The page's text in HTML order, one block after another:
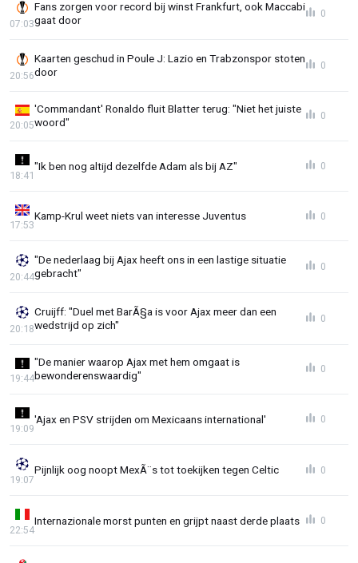
Fans zorgen voor record bij winst Frankfurt, ook Maccabi
gaat door
07:03
0
Kaarten geschud in Poule J: Lazio en Trabzonspor stoten
door
20:56
0
'Commandant' Ronaldo fluit Blatter terug: "Niet het juiste
woord"
20:05
0
"Ik ben nog altijd dezelfde Adam als bij AZ"
18:41
0
Kamp-Krul weet niets van interesse Juventus
17:53
0
"De nederlaag bij Ajax heeft ons in een lastige situatie
gebracht"
20:44
0
Cruijff: "Duel met BarÃ§a is voor Ajax meer dan een
wedstrijd op zich"
20:18
0
"De manier waarop Ajax met hem omgaat is
bewonderenswaardig"
19:44
0
'Ajax en PSV strijden om Mexicaans international'
19:09
0
Pijnlijk oog noopt MexÃ¨s tot toekijken tegen Celtic
19:07
0
Internazionale morst punten en grijpt naast derde plaats
22:54
0